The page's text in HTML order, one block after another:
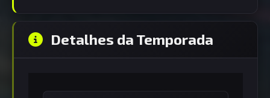
Detalhes da Temporada